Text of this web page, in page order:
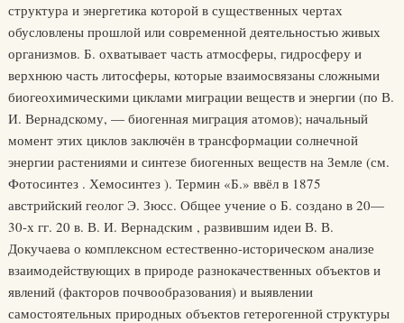
структура и энергетика которой в существенных чертах
обусловлены прошлой или современной деятельностью живых
организмов. Б. охватывает часть атмосферы, гидросферу и
верхнюю часть литосферы, которые взаимосвязаны сложными
биогеохимическими циклами миграции веществ и энергии (по В.
И. Вернадскому, — биогенная миграция атомов); начальный
момент этих циклов заключён в трансформации солнечной
энергии растениями и синтезе биогенных веществ на Земле (см.
Фотосинтез . Хемосинтез ). Термин «Б.» ввёл в 1875
австрийский геолог Э. Зюсс. Общее учение о Б. создано в 20—
30-х гг. 20 в. В. И. Вернадским , развившим идеи В. В.
Докучаева о комплексном естественно-историческом анализе
взаимодействующих в природе разнокачественных объектов и
явлений (факторов почвообразования) и выявлении
самостоятельных природных объектов гетерогенной структуры